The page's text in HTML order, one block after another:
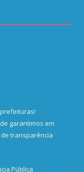
!
garantimos em
transparência
Pública